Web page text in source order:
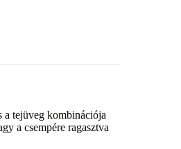
a tejüveg kombinációja
a csempére ragasztva